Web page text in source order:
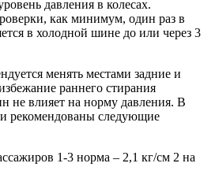
давления в колесах.
как минимум, один раз в
в холодной шине до или через 3
менять местами задние и
раннего стирания
не влияет на норму давления. В
рекомендованы следующие
1-3 норма – 2,1 кг/см 2 на